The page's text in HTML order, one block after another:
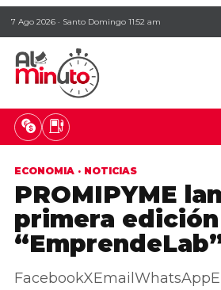
7 Ago 2026 · Santo Domingo 11:52 am
ECONOMIA · NOTICIAS
PROMIPYME
primera